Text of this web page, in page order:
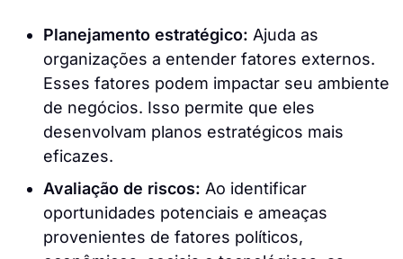
Planejamento estratégico: Ajuda as
organizações a entender fatores externos.
Esses fatores podem impactar seu ambiente
de negócios. Isso permite que eles
desenvolvam planos estratégicos mais
eficazes.
Avaliação de riscos: Ao identificar
oportunidades potenciais e ameaças
provenientes de fatores políticos,